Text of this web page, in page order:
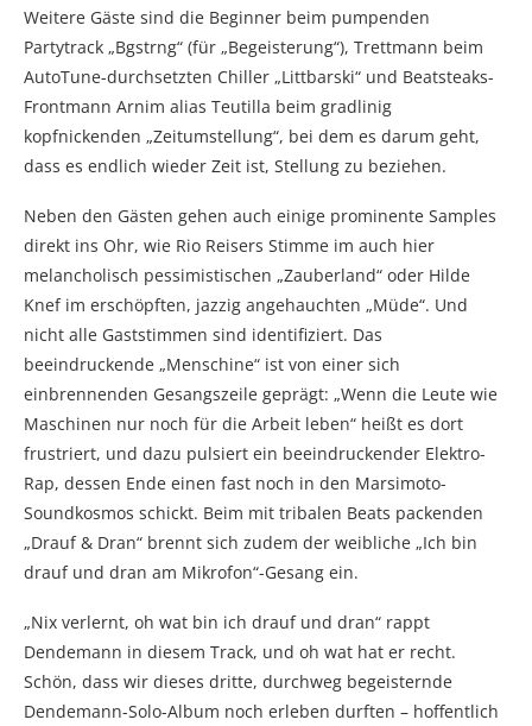
Weitere Gäste sind die Beginner beim pumpenden
Partytrack „Bgstrng“ (für „Begeisterung“), Trettmann beim
AutoTune-durchsetzten Chiller „Littbarski“ und Beatsteaks-
Frontmann Arnim alias Teutilla beim gradlinig
kopfnickenden „Zeitumstellung“, bei dem es darum geht,
dass es endlich wieder Zeit ist, Stellung zu beziehen.
Neben den Gästen gehen auch einige prominente Samples
direkt ins Ohr, wie Rio Reisers Stimme im auch hier
melancholisch pessimistischen „Zauberland“ oder Hilde
Knef im erschöpften, jazzig angehauchten „Müde“. Und
nicht alle Gaststimmen sind identifiziert. Das
beeindruckende „Menschine“ ist von einer sich
einbrennenden Gesangszeile geprägt: „Wenn die Leute wie
Maschinen nur noch für die Arbeit leben“ heißt es dort
frustriert, und dazu pulsiert ein beeindruckender Elektro-
Rap, dessen Ende einen fast noch in den Marsimoto-
Soundkosmos schickt. Beim mit tribalen Beats packenden
„Drauf & Dran“ brennt sich zudem der weibliche „Ich bin
drauf und dran am Mikrofon“-Gesang ein.
„Nix verlernt, oh wat bin ich drauf und dran“ rappt
Dendemann in diesem Track, und oh wat hat er recht.
Schön, dass wir dieses dritte, durchweg begeisternde
Dendemann-Solo-Album noch erleben durften – hoffentlich